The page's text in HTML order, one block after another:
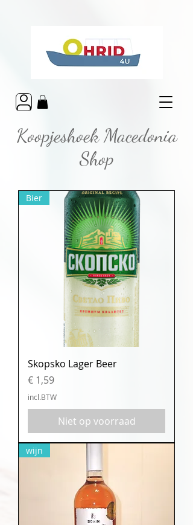
Koopjeshoek Macedonia
Shop
Bier
Skopsko Lager Beer
Prijs
€ 1,59
incl.BTW
Niet op voorraad
wijn